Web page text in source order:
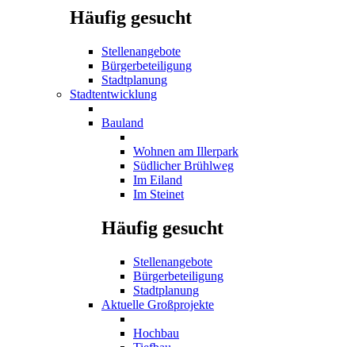
Häufig gesucht
Stellenangebote
Bürgerbeteiligung
Stadtplanung
Stadtentwicklung
Bauland
Wohnen am Illerpark
Südlicher Brühlweg
Im Eiland
Im Steinet
Häufig gesucht
Stellenangebote
Bürgerbeteiligung
Stadtplanung
Aktuelle Großprojekte
Hochbau